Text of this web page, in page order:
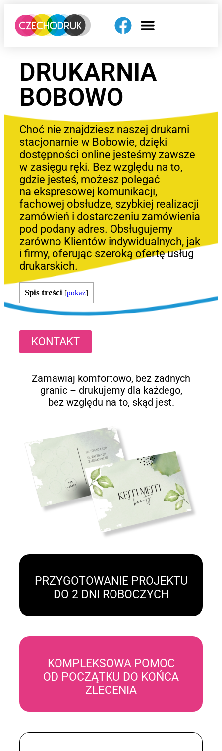
DRUKARNIA
BOBOWO
Choć nie znajdziesz naszej drukarni
stacjonarnie w Bobowie, dzięki
dostępności online jesteśmy zawsze
w zasięgu ręki. Bez względu na to,
gdzie jesteś, możesz polegać
na ekspresowej komunikacji,
fachowej obsłudze, szybkiej realizacji
zamówień i dostarczeniu zamówienia
pod podany adres. Obsługujemy
zarówno Klientów indywidualnych, jak
i firmy, oferując szeroką ofertę usług
drukarskich.
Spis treści [pokaż]
KONTAKT
Zamawiaj komfortowo, bez żadnych
granic – drukujemy dla każdego,
bez względu na to, skąd jest.
PRZYGOTOWANIE PROJEKTU
DO 2 DNI ROBOCZYCH
KOMPLEKSOWA POMOC
OD POCZĄTKU DO KOŃCA
ZLECENIA